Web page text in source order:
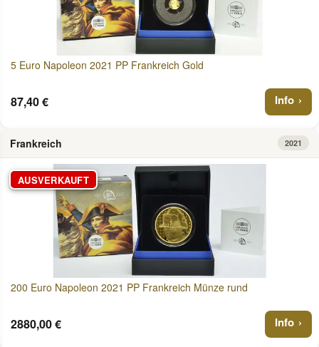
5 Euro Napoleon 2021 PP Frankreich Gold
87,40 € Info
Frankreich 2021
AUSVERKAUFT
200 Euro Napoleon 2021 PP Frankreich Münze rund
2880,00 € Info